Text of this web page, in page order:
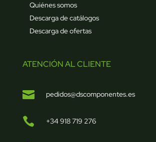
Quiénes somos
Descarga de catálogos
Descarga de ofertas
ATENCIÓN AL CLIENTE
 pedidos@dscomponentes.es
 +34 918 719 276